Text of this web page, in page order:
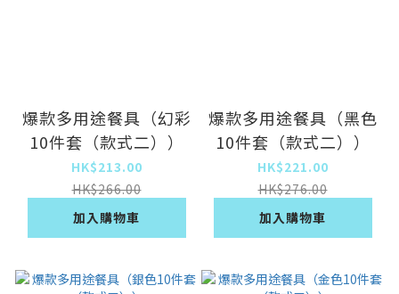
爆款多用途餐具（幻彩
10件套（款式二））
HK$213.00
HK$266.00
加入購物車
爆款多用途餐具（黑色
10件套（款式二））
HK$221.00
HK$276.00
加入購物車